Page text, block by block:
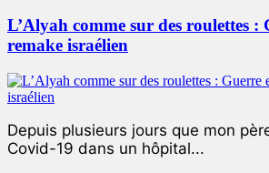
L’Alyah comme sur des roulettes :
remake israélien
Depuis plusieurs jours que mon
Covid-19 dans un hôpital...